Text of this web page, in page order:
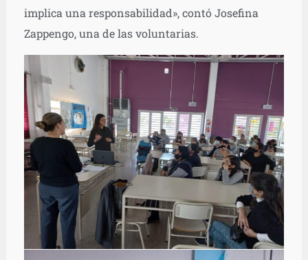
implica una responsabilidad», contó Josefina
Zappengo, una de las voluntarias.